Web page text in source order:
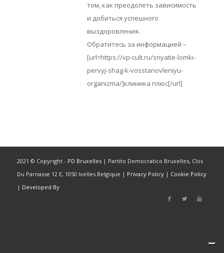
том, как преодолеть зависимость
и добиться успешного
выздоровления.
Обратитесь за информацией –
[url=https://vp-cult.ru/snyatie-lomki-
pervyj-shag-k-vosstanovleniyu-
organizma/]клиника плюс[/url]
2021 © Copyright - PD Bruxelles| Partito Democratico Bruxelles, Clos
Du Parnasse 12 E, 1050 Ixelles Belgique | Privacy Policy| Cookie Policy
| Developed By